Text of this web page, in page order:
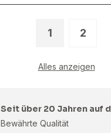
1 2
Alles anzeigen
Seit über 20 Jahren auf
Bewährte Qualität